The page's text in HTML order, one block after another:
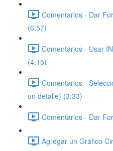
Comentarios - Dar
(6:57)
Comentarios - Usar
(4:15)
Comentarios -
un detalle) (3:33)
Comentarios - Dar
Agregar un Gráfico